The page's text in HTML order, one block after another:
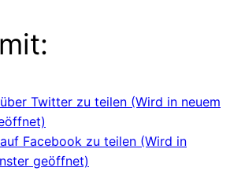
Twitter zu teilen (Wird in neuem
Facebook zu teilen (Wird in
geöffnet)